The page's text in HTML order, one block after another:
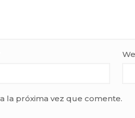
la próxima vez que comente.